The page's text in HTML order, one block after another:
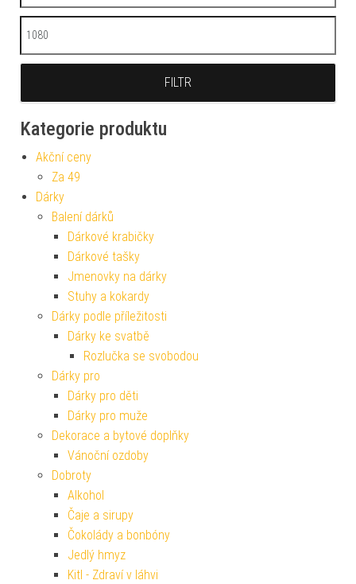
Maximální cena
FILTR
Kategorie produktu
Akční ceny
Za 49
Dárky
Balení dárků
Dárkové krabičky
Dárkové tašky
Jmenovky na dárky
Stuhy a kokardy
Dárky podle příležitosti
Dárky ke svatbě
Rozlučka se svobodou
Dárky pro
Dárky pro děti
Dárky pro muže
Dekorace a bytové doplňky
Vánoční ozdoby
Dobroty
Alkohol
Čaje a sirupy
Čokolády a bonbóny
Jedlý hmyz
Kitl - Zdraví v láhvi